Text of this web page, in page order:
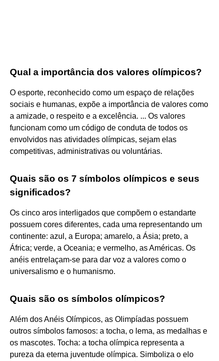
Qual a importância dos valores olímpicos?
O esporte, reconhecido como um espaço de relações
sociais e humanas, expõe a importância de valores como
a amizade, o respeito e a excelência. ... Os valores
funcionam como um código de conduta de todos os
envolvidos nas atividades olímpicas, sejam elas
competitivas, administrativas ou voluntárias.
Quais são os 7 símbolos olímpicos e seus
significados?
Os cinco aros interligados que compõem o estandarte
possuem cores diferentes, cada uma representando um
continente: azul, a Europa; amarelo, a Ásia; preto, a
África; verde, a Oceania; e vermelho, as Américas. Os
anéis entrelaçam-se para dar voz a valores como o
universalismo e o humanismo.
Quais são os símbolos olímpicos?
Além dos Anéis Olímpicos, as Olimpíadas possuem
outros símbolos famosos: a tocha, o lema, as medalhas e
os mascotes. Tocha: a tocha olímpica representa a
pureza da eterna juventude olímpica. Simboliza o elo